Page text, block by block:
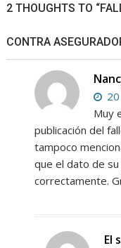
2 THOUGHTS TO
CONTRA
Muy
publicación del
tampoco
que el dato de
correctamente.
El